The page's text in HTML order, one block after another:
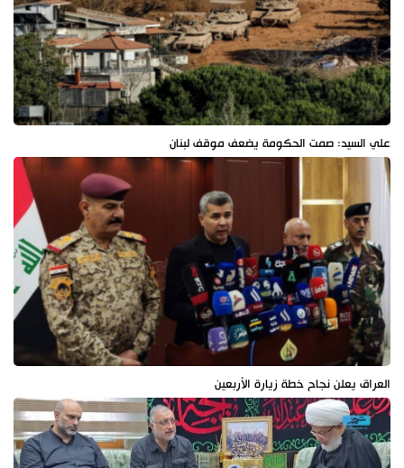
علي السيد: صمت الحكومة يضعف موقف لبنان
العراق يعلن نجاح خطة زيارة الأربعين